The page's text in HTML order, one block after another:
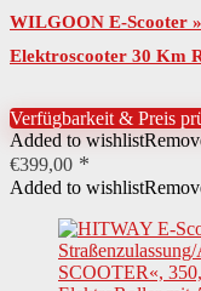
WILGOON E-Scooter
Elektroscooter 30 Km
Verfügbarkeit & Preis
Added to wishlist
€399,00
Added to wishlist